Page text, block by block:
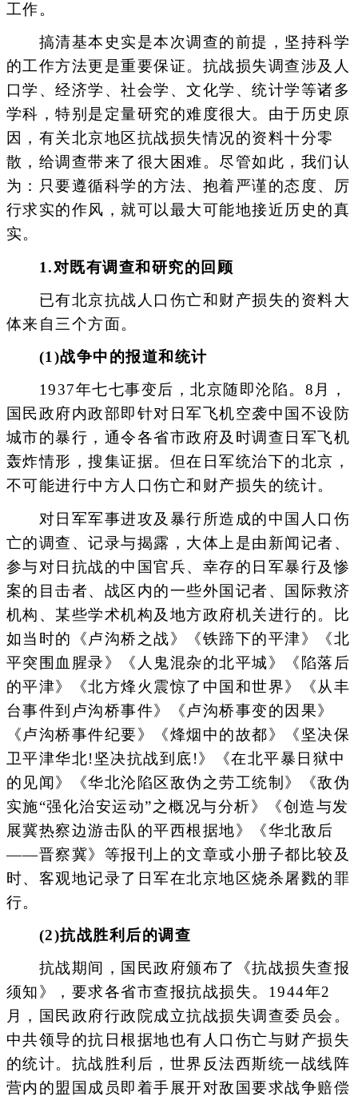
工作。
搞清基本史实是本次调查的前提，坚持科学
的工作方法更是重要保证。抗战损失调查涉及人
口学、经济学、社会学、文化学、统计学等诸多
学科，特别是定量研究的难度很大。由于历史原
因，有关北京地区抗战损失情况的资料十分零
散，给调查带来了很大困难。尽管如此，我们认
为：只要遵循科学的方法、抱着严谨的态度、厉
行求实的作风，就可以最大可能地接近历史的真
实。
1.对既有调查和研究的回顾
已有北京抗战人口伤亡和财产损失的资料大
体来自三个方面。
(1)战争中的报道和统计
1937年七七事变后，北京随即沦陷。8月，
国民政府内政部即针对日军飞机空袭中国不设防
城市的暴行，通令各省市政府及时调查日军飞机
轰炸情形，搜集证据。但在日军统治下的北京，
不可能进行中方人口伤亡和财产损失的统计。
对日军军事进攻及暴行所造成的中国人口伤
亡的调查、记录与揭露，大体上是由新闻记者、
参与对日抗战的中国官兵、幸存的日军暴行及惨
案的目击者、战区内的一些外国记者、国际救济
机构、某些学术机构及地方政府机关进行的。比
如当时的《卢沟桥之战》《铁蹄下的平津》《北
平突围血腥录》《人鬼混杂的北平城》《陷落后
的平津》《北方烽火震惊了中国和世界》《从丰
台事件到卢沟桥事件》《卢沟桥事变的因果》
《卢沟桥事件纪要》《烽烟中的故都》《坚决保
卫平津华北!坚决抗战到底!》《在北平暴日狱中
的见闻》《华北沦陷区敌伪之劳工统制》《敌伪
实施“强化治安运动”之概况与分析》《创造与发
展冀热察边游击队的平西根据地》《华北敌后
——晋察冀》等报刊上的文章或小册子都比较及
时、客观地记录了日军在北京地区烧杀屠戮的罪
行。
(2)抗战胜利后的调查
抗战期间，国民政府颁布了《抗战损失查报
须知》，要求各省市查报抗战损失。1944年2
月，国民政府行政院成立抗战损失调查委员会。
中共领导的抗日根据地也有人口伤亡与财产损失
的统计。抗战胜利后，世界反法西斯统一战线阵
营内的盟国成员即着手展开对敌国要求战争赔偿